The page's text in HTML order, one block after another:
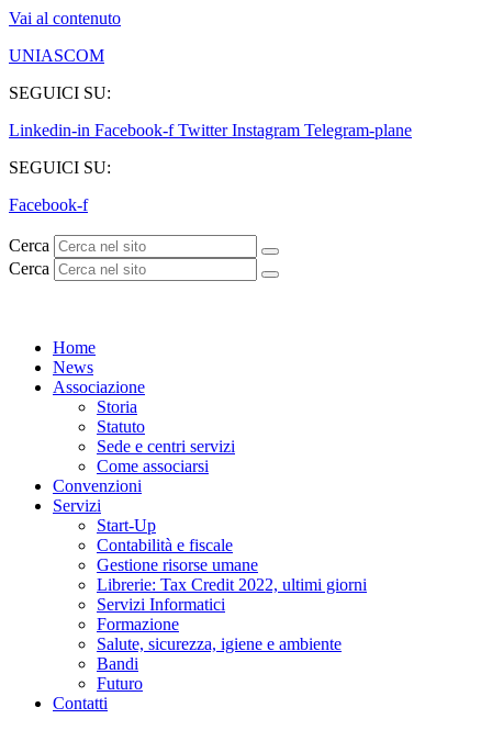
Vai al contenuto
UNIASCOM
SEGUICI SU:
Linkedin-in Facebook-f Twitter Instagram Telegram-plane
SEGUICI SU:​
Facebook-f
Cerca
Cerca
Home
News
Associazione
Storia
Statuto
Sede e centri servizi
Come associarsi
Convenzioni
Servizi
Start-Up
Contabilità e fiscale
Gestione risorse umane
Librerie: Tax Credit 2022, ultimi giorni
Servizi Informatici
Formazione
Salute, sicurezza, igiene e ambiente
Bandi
Futuro
Contatti